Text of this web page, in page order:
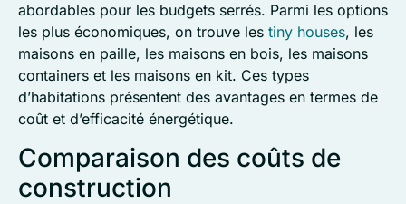
abordables pour les budgets serrés. Parmi les options
les plus économiques, on trouve les tiny houses, les
maisons en paille, les maisons en bois, les maisons
containers et les maisons en kit. Ces types
d’habitations présentent des avantages en termes de
coût et d’efficacité énergétique.
Comparaison des coûts de
construction